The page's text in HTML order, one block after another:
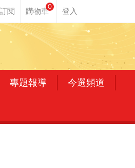
0
專題報導 今選頻道